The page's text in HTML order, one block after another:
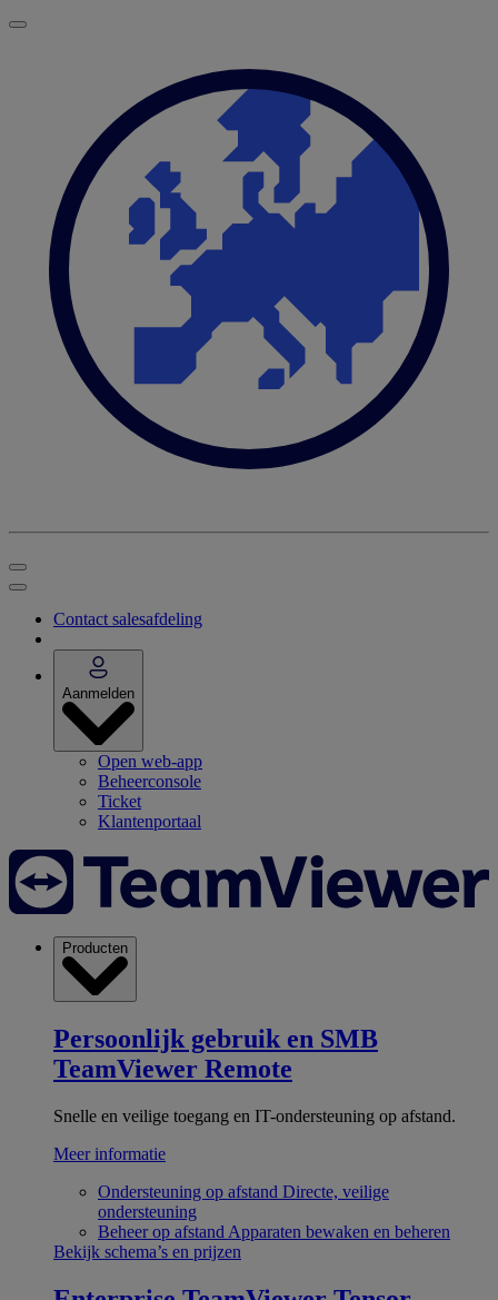
Contact salesafdeling
Aanmelden
Open web-app
Beheerconsole
Ticket
Klantenportaal
Producten
Persoonlijk gebruik en SMB
TeamViewer Remote
Snelle en veilige toegang en IT-ondersteuning op afstand.
Meer informatie
Ondersteuning op afstand Directe, veilige
ondersteuning
Beheer op afstand Apparaten bewaken en beheren
Bekijk schema’s en prijzen